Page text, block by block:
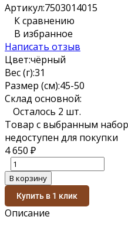
Артикул:7503014015
К сравнению
В избранное
Написать отзыв
Цвет:чёрный
Вес (г):31
Размер (см):45-50
Склад основной:
Осталось 2 шт.
Товар с выбранным
недоступен для покупки
4 650 ₽
В корзину
Купить в 1 клик
Описание